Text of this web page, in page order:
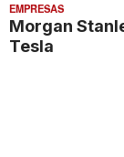
EMPRESAS
Morgan
Tesla